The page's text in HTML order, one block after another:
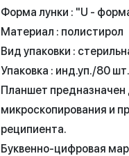
Форма лунки : "U -
Материал : полистирол
Вид упаковки :
Упаковка : инд.уп./80 шт.
Планшет предназначен
микроскопирования и
реципиента.
Буквенно-цифровая